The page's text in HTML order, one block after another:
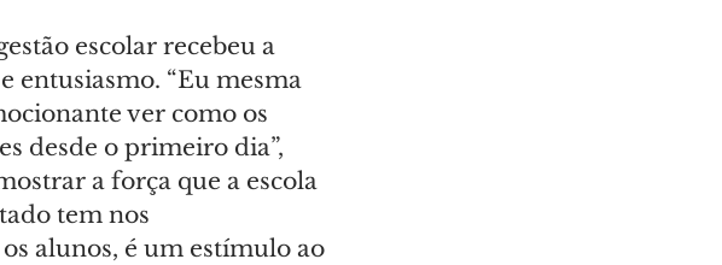
escolar recebeu a
entusiasmo. “Eu mesma
ver como os
desde o primeiro dia”,
a força que a escola
tem nos
alunos, é um estímulo ao